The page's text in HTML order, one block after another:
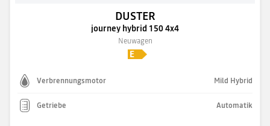
DUSTER
journey hybrid 150 4x4
Neuwagen
Verbrennungsmotor Mild Hybrid
Getriebe Automatik